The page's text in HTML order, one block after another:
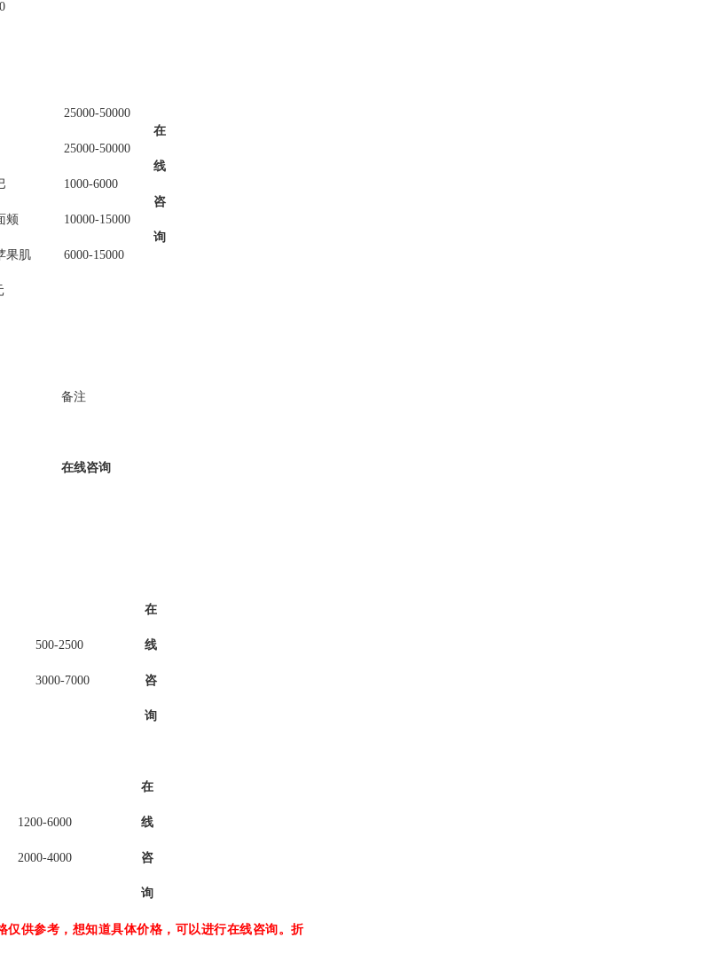
在
线
咨
询
25000-50000
25000-50000
1000-6000
颊 10000-15000
果肌 6000-15000
备注
在线咨询
在
线
咨
询
500-2500
3000-7000
在
线
咨
询
1200-6000
2000-4000
供参考，想知道具体价格，可以进行在线咨询。折